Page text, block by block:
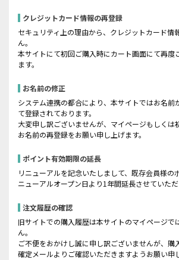
クレジットカード情報の再登録
セキュリティ上の理由から、クレジットカード情
ん。
本サイトにて初回ご購入時にカート画面にて再度
ます。
お名前の修正
システム連携の都合により、本サイトではお名前
て登録されております。
大変申し訳ございませんが、マイページもしくは
お名前の再登録をお願い申し上げます。
ポイント有効期限の延長
リニューアルを記念いたしまして、既存会員様の
ニューアルオープン日より1年間延長させていただ
注文履歴の確認
旧サイトでの購入履歴は本サイトのマイページで
ん。
ご不便をおかけし誠に申し訳ございませんが、購
確定メールよりご確認いただきますようお願い申